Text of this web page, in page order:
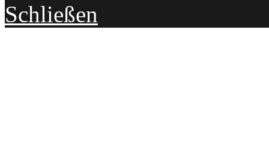
Schließen